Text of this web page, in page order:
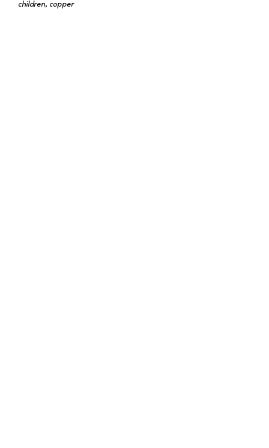
children, copper